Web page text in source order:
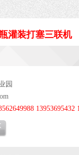
灌装打塞三联机
园
13953695432